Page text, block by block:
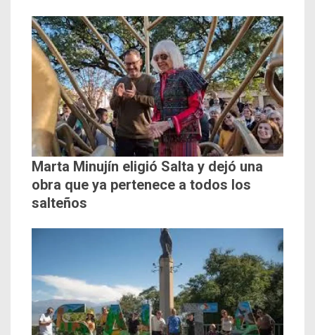
Marta Minujín eligió Salta y dejó una
obra que ya pertenece a todos los
salteños